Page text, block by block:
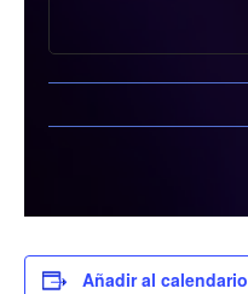
Añadir al calendario